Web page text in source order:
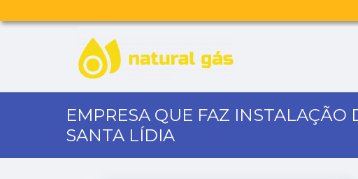
EMPRESA QUE FAZ INSTALAÇÃO
SANTA LÍDIA